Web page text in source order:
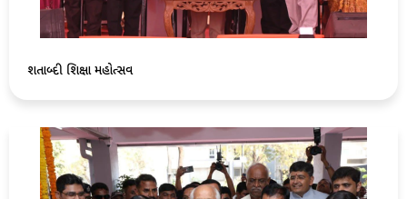
શતાબ્દી શિક્ષા મહોત્સવ